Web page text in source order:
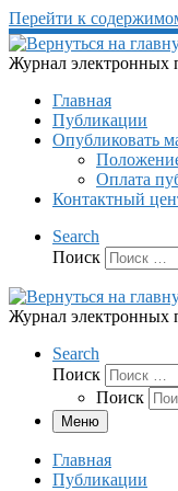
Перейти к
Журнал электронных
Главная
Публикации
Опубликовать
Оплата
Контактный
Search
Поиск
Журнал электронных
Search
Поиск
Поиск
Меню
Главная
Публикации